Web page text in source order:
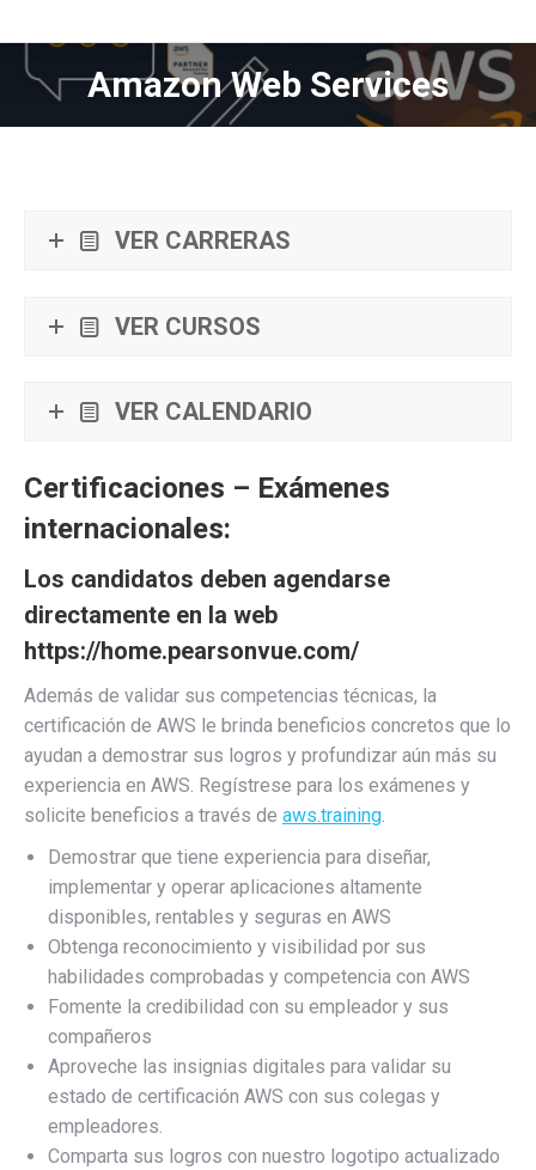
Amazon Web Services
Estás aquí:
VER CARRERAS
VER CURSOS
VER CALENDARIO
Certificaciones – Exámenes
internacionales:
Los candidatos deben agendarse
directamente en la web
https://home.pearsonvue.com/
Además de validar sus competencias técnicas, la
certificación de AWS le brinda beneficios concretos que lo
ayudan a demostrar sus logros y profundizar aún más su
experiencia en AWS. Regístrese para los exámenes y
solicite beneficios a través de aws.training.
Demostrar que tiene experiencia para diseñar,
implementar y operar aplicaciones altamente
disponibles, rentables y seguras en AWS
Obtenga reconocimiento y visibilidad por sus
habilidades comprobadas y competencia con AWS
Fomente la credibilidad con su empleador y sus
compañeros
Aproveche las insignias digitales para validar su
estado de certificación AWS con sus colegas y
empleadores.
Comparta sus logros con nuestro logotipo actualizado